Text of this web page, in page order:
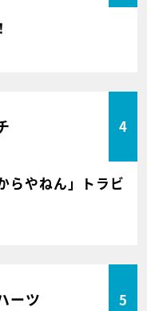
4
らやねん」トラビ
ーツ 5